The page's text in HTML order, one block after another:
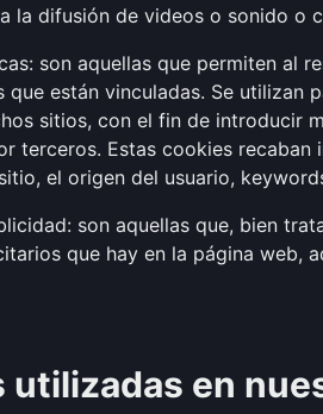
la difusión de videos o sonido o
son aquellas que permiten al
que están vinculadas. Se
sitios, con el fin de introducir
terceros. Estas cookies
el origen del usuario,
son aquellas que, bien
que hay en la página web,
utilizadas en